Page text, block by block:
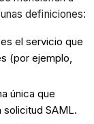
definiciones:
el servicio que
(por ejemplo,
única que
SAML.